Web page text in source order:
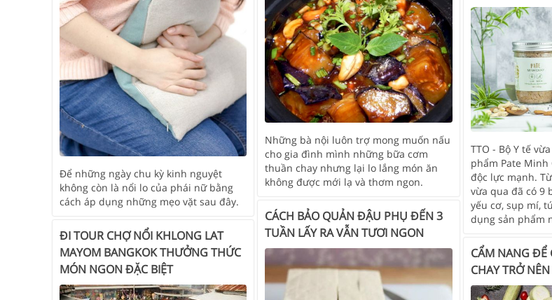
Để những ngày chu kỳ kinh nguyệt
không còn là nổi lo của phái nữ bằng
cách áp dụng những mẹo vặt sau đây.
Những bà nội luôn trợ mong muốn nấu
cho gia đình mình những bữa cơm
thuần chay nhưng lại lo lắng món ăn
không được mới lạ và thơm ngon.
TTO - Bộ Y tế
phẩm Pate Minh
độc lực mạnh.
vừa qua đã có 9
yếu cơ, sụp mí,
dụng sản phẩm
CÁCH BẢO QUẢN ĐẬU PHỤ ĐẾN 3
TUẦN LẤY RA VẪN TƯƠI NGON
ĐI TOUR CHỢ NỔI KHLONG LAT
MAYOM BANGKOK THƯỞNG THỨC
MÓN NGON ĐẶC BIỆT
CẨM NANG ĐỂ
CHAY TRỞ